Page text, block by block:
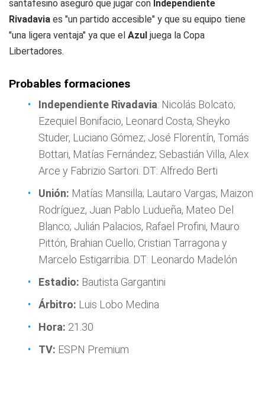
santafesino aseguró que jugar con Independiente
Rivadavia es "un partido accesible" y que su equipo tiene
"una ligera ventaja" ya que el Azul juega la Copa
Libertadores.
Probables formaciones
Independiente Rivadavia: Nicolás Bolcato;
Ezequiel Bonifacio, Leonard Costa, Sheyko
Studer, Luciano Gómez; José Florentín, Tomás
Bottari, Matías Fernández; Sebastián Villa, Alex
Arce y Fabrizio Sartori. DT: Alfredo Berti
Unión: Matías Mansilla; Lautaro Vargas, Maizon
Rodríguez, Juan Pablo Ludueña, Mateo Del
Blanco; Julián Palacios, Rafael Profini, Mauro
Pittón, Brahian Cuello; Cristian Tarragona y
Marcelo Estigarribia. DT: Leonardo Madelón
Estadio: Bautista Gargantini
Árbitro: Luis Lobo Medina
Hora: 21.30
TV: ESPN Premium